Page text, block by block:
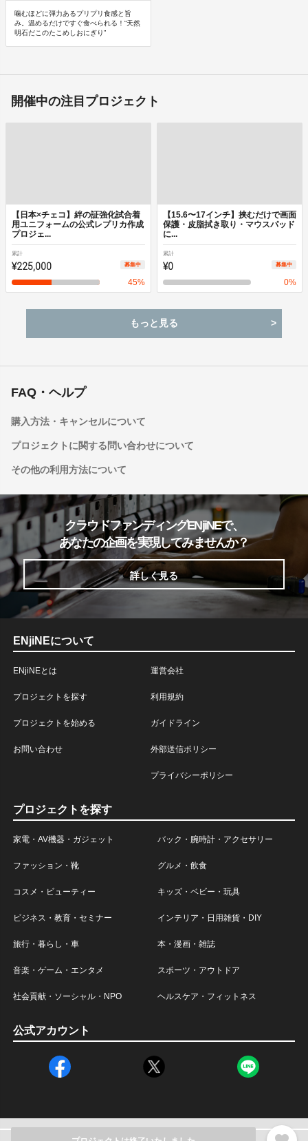
噛むほどに弾力あるプリプリ食感と旨
み。温めるだけですぐ食べられる！“天然
明石だこのたこめしおにぎり”
開催中の注目プロジェクト
【日本×チェコ】絆の証強化試合着
用ユニフォームの公式レプリカ作成
プロジェ...
累計
¥225,000 募集中
45%
【15.6〜17インチ】挟むだけで画面
保護・皮脂拭き取り・マウスパッド
に...
累計
¥0 募集中
0%
もっと見る
FAQ・ヘルプ
購入方法・キャンセルについて
プロジェクトに関する問い合わせについて
その他の利用方法について
クラウドファンディングENjiNEで、
あなたの企画を実現してみませんか？
詳しく見る
ENjiNEについて
ENjiNEとは
プロジェクトを探す
プロジェクトを始める
お問い合わせ
運営会社
利用規約
ガイドライン
外部送信ポリシー
プライバシーポリシー
プロジェクトを探す
家電・AV機器・ガジェット バック・腕時計・アクセサリー
ファッション・靴 グルメ・飲食
コスメ・ビューティー キッズ・ベビー・玩具
ビジネス・教育・セミナー インテリア・日用雑貨・DIY
旅行・暮らし・車 本・漫画・雑誌
音楽・ゲーム・エンタメ スポーツ・アウトドア
社会貢献・ソーシャル・NPO ヘルスケア・フィットネス
公式アカウント